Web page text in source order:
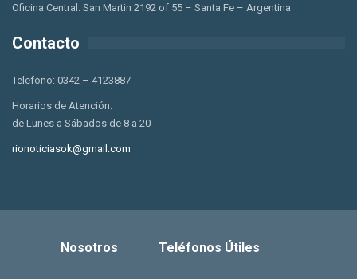
Oficina Central: San Martin 2192 of 55 – Santa Fe – Argentina
Contacto
Telefono: 0342 – 4123887
Horarios de Atención:
de Lunes a Sábados de 8 a 20
rionoticiasok@gmail.com
Nosotros Teléfonos Útiles